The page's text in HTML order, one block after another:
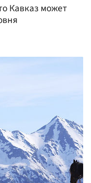
Кавказ может